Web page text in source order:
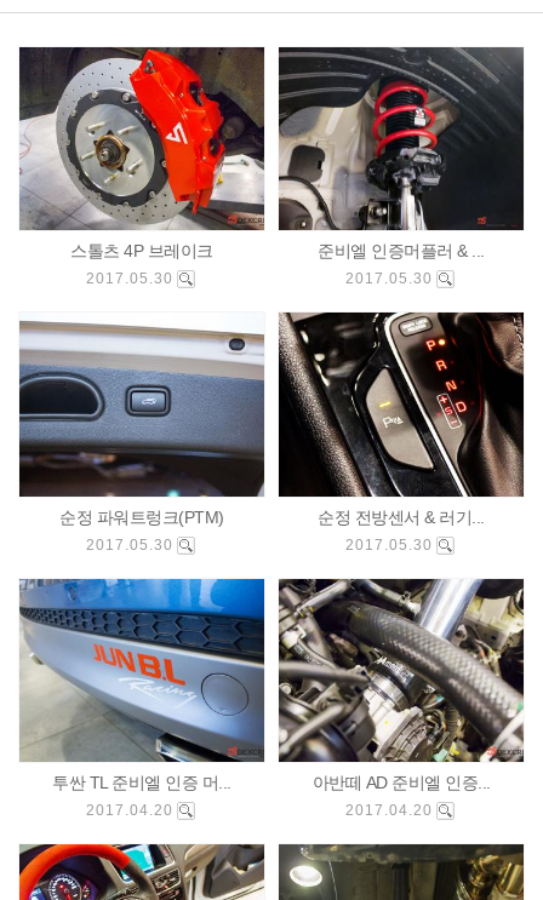
스톨츠 4P 브레이크
2017.05.30
준비엘 인증머플러 & ...
2017.05.30
순정 파워트렁크(PTM)
2017.05.30
순정 전방센서 & 러기...
2017.05.30
투싼 TL 준비엘 인증 머...
2017.04.20
아반떼 AD 준비엘 인증...
2017.04.20